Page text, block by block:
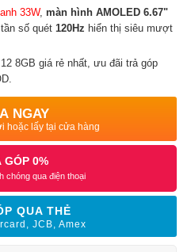
33W,màn hình AMOLED 6.67"
tần số quét120Hz hiển thị siêu mượt
8GB giá rẻ nhất, ưu đãi trả góp
NGAY
hoặc lấy tại cửa hàng
GÓP 0%
chóng qua điện thoại
QUA THẺ
JCB, Amex